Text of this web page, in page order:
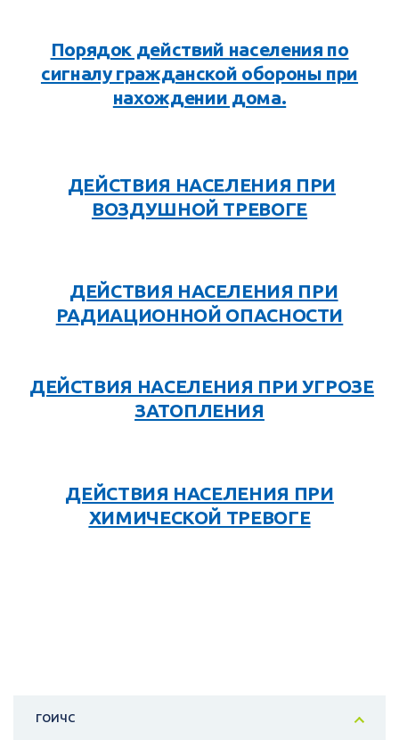
Порядок действий населения по
сигналу гражданской обороны при
нахождении дома.
ДЕЙСТВИЯ НАСЕЛЕНИЯ ПРИ
ВОЗДУШНОЙ ТРЕВОГЕ
ДЕЙСТВИЯ НАСЕЛЕНИЯ ПРИ
РАДИАЦИОННОЙ ОПАСНОСТИ
ДЕЙСТВИЯ НАСЕЛЕНИЯ ПРИ УГРОЗЕ
ЗАТОПЛЕНИЯ
ДЕЙСТВИЯ НАСЕЛЕНИЯ ПРИ
ХИМИЧЕСКОЙ ТРЕВОГЕ
ГОИЧС